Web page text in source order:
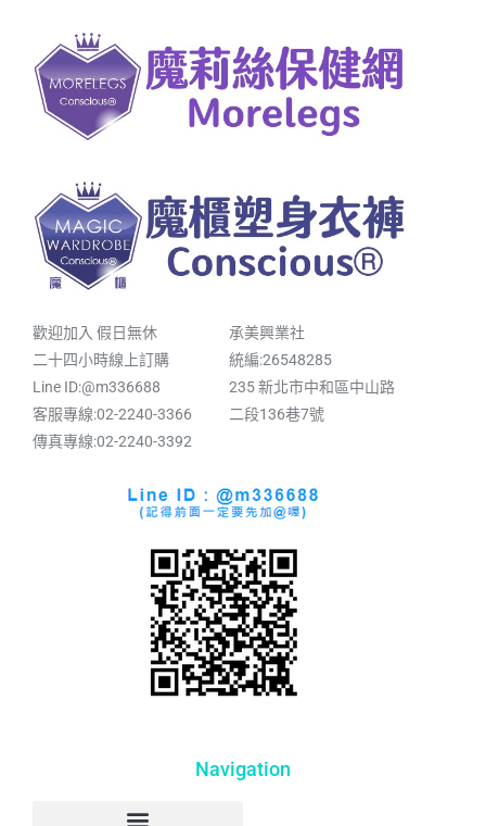
歡迎加入 假日無休
二十四小時線上訂購
Line ID:@m336688
客服專線:02-2240-3366
傳真專線:02-2240-3392
承美興業社
統編:26548285
235 新北市中和區中山路
二段136巷7號
Navigation